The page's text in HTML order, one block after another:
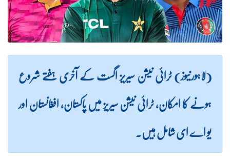
(لاہورنیوز) ٹرائی نیشن سیریز اگست کے آخری ہفتے شروع
ہونے کا امکان، ٹرائی نیشن سیریز میں پاکستان، افغانستان اور
یو اے ای شامل ہیں۔